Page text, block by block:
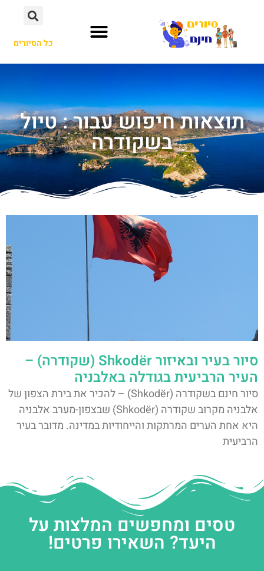
כל הסיורים
תוצאות חיפוש עבור : טיול
בשקודרה
סיור בעיר ובאיזור Shkodër (שקודרה) –
העיר הרביעית בגודלה באלבניה
סיור חינם בשקודרה (Shkodër) – להכיר את בירת הצפון של
אלבניה מקרוב שקודרה (Shkodër) שבצפון-מערב אלבניה
היא אחת הערים המרתקות והייחודיות במדינה. מדובר בעיר
הרביעית
טסים ומחפשים המלצות על
היעד? השאירו פרטים!